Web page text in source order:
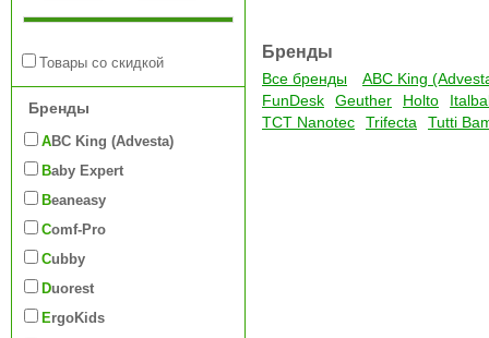
Товары со скидкой
Бренды
ABC King (Advesta)
Baby Expert
Beaneasy
Comf-Pro
Cubby
Duorest
ErgoKids
Бренды
Все бренды
ABC King
FunDesk
Geuther Holto
TCT Nanotec
Trifecta Tutti